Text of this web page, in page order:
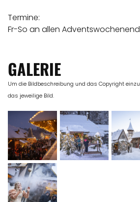
Termine:
Fr-So an allen
GALERIE
Um die Bildbeschreibung und das Copyright
das jeweilige Bild.